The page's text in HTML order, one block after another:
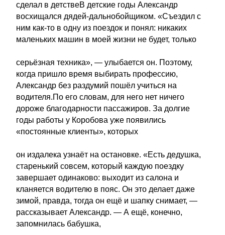
сделал в детствеВ детские годы Александр
восхищался дядей-дальнобойщиком. «Съездил с
ним как-то в одну из поездок и понял: никаких
маленьких машин в моей жизни не будет, только
серьёзная техника», — улыбается он. Поэтому,
когда пришло время выбирать профессию,
Александр без раздумий пошёл учиться на
водителя.По его словам, для него нет ничего
дороже благодарности пассажиров. За долгие
годы работы у Коробова уже появились
«постоянные клиенты», которых
он издалека узнаёт на остановке. «Есть дедушка,
старенький совсем, который каждую поездку
завершает одинаково: выходит из салона и
кланяется водителю в пояс. Он это делает даже
зимой, правда, тогда он ещё и шапку снимает, —
рассказывает Александр. — А ещё, конечно,
запомнилась бабушка,